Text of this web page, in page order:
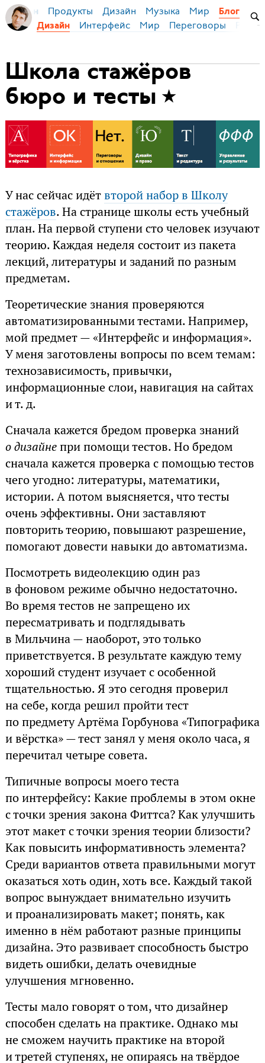
Бирман Продукты Дизайн Музыка Мир
Блог
Дизайн
Интерфейс Мир Переговоры
Школа стажёров
бюро и тесты
У нас сейчас идётвторой набор в Школу
стажёров. На странице школы есть учебный
план. На первой ступени сто человек изучают
теорию. Каждая неделя состоит из пакета
лекций, литературы и заданий по разным
предметам.
Теоретические знания проверяются
автоматизированными тестами. Например,
мой предмет — «Интерфейс и информация».
У меня заготовлены вопросы по всем темам:
технозависимость, привычки,
информационные слои, навигация на сайтах
и т. д.
Сначала кажется бредом проверка знаний
о дизайнепри помощи тестов. Но бредом
сначала кажется проверка с помощью тестов
чего угодно: литературы, математики,
истории. А потом выясняется, что тесты
очень эффективны. Они заставляют
повторить теорию, повышают разрешение,
помогают довести навыки до автоматизма.
Посмотреть видеолекцию один раз
в фоновом режиме обычно недостаточно.
Во время тестов не запрещено их
пересматривать и подглядывать
в Мильчина — наоборот, это только
приветствуется. В результате каждую тему
хороший студент изучает с особенной
тщательностью. Я это сегодня проверил
на себе, когда решил пройти тест
по предмету Артёма Горбунова «Типографика
и вёрстка» — тест занял у меня около часа, я
перечитал четыре совета.
Типичные вопросы моего теста
по интерфейсу: Какие проблемы в этом окне
с точки зрения закона Фиттса? Как улучшить
этот макет с точки зрения теории близости?
Как повысить информативность элемента?
Среди вариантов ответа правильными могут
оказаться хоть один, хоть все. Каждый такой
вопрос вынуждает внимательно изучить
и проанализировать макет; понять, как
именно в нём работают разные принципы
дизайна. Это развивает способность быстро
видеть ошибки, делать очевидные
улучшения мгновенно.
Тесты мало говорят о том, что дизайнер
способен сделать на практике. Однако мы
не сможем научить практике на второй
и третей ступенях, не опираясь на твёрдое